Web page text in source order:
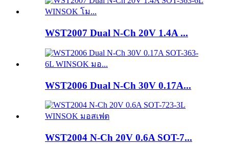
WST2007 Dual N-Ch 20V 1.4A ...
WST2006 Dual N-Ch 30V 0.17A...
WST2004 N-Ch 20V 0.6A SOT-7...